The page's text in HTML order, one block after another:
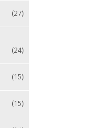
(27)
(24)
(15)
(15)